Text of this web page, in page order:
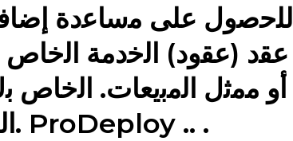
ﻟﻠﺣﺻول ﻋﻠﻰ ﻣﺳﺎﻋدة
ﻋﻘد (ﻋﻘود) اﻟﺧدﻣﺔ اﻟﺧﺎص
اﻟﻣﺣ. ﺗوﯾﺎت. ﻧطﺎق ﺧدﻣﺔ. ProDeploy .. .